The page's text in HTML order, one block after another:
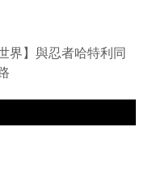
界】與忍者哈特利同